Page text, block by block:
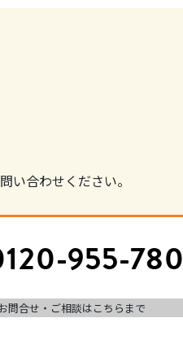
い合わせください。
955-780
問合せ・ご相談はこちらまで